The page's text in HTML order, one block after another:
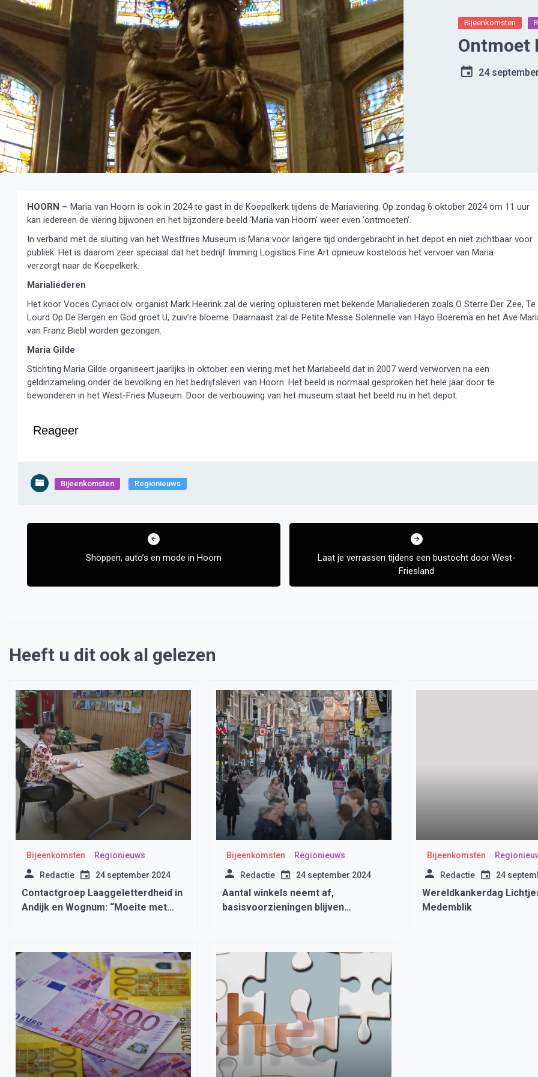
Bijeenkomsten
Ontmoet
24
HOORN – Maria van Hoorn is ook in 2024 te gast in de Koepelkerk tijdens de Mariaviering. Op zondag 6 oktober 2024 om 11 uur
kan iedereen de viering bijwonen en het bijzondere beeld ‘Maria van Hoorn’ weer even ‘ontmoeten’.
In verband met de sluiting van het Westfries Museum is Maria voor langere tijd ondergebracht in het depot en niet zichtbaar voor
publiek. Het is daarom zeer speciaal dat het bedrijf Imming Logistics Fine Art opnieuw kosteloos het vervoer van Maria
verzorgt naar de Koepelkerk.
Marialiederen
Het koor Voces Cyriaci olv. organist Mark Heerink zal de viering opluisteren met bekende Marialiederen zoals O Sterre Der Zee, Te
Lourd Op De Bergen en God groet U, zuiv’re bloeme. Daarnaast zal de Petite Messe Solennelle van Hayo Boerema en het Ave
van Franz Biebl worden gezongen.
Maria Gilde
Stichting Maria Gilde organiseert jaarlijks in oktober een viering met het Mariabeeld dat in 2007 werd verworven na een
geldinzameling onder de bevolking en het bedrijfsleven van Hoorn. Het beeld is normaal gesproken het hele jaar door te
bewonderen in het West-Fries Museum. Door de verbouwing van het museum staat het beeld nu in het depot.
Reageer
Bijeenkomsten Regionieuws
Bericht
Shoppen, auto’s en mode in Hoorn
Laat je verrassen tijdens een bustocht door West-
Friesland
Heeft u dit ook al gelezen
Bijeenkomsten Regionieuws
Redactie 24 september 2024
Contactgroep Laaggeletterdheid in
Andijk en Wognum: “Moeite met
Bijeenkomsten Regionieuws
Redactie 24 september 2024
Aantal winkels neemt af,
basisvoorzieningen blijven
Bijeenkomsten
Redactie 24
Wereldkankerdag
Medemblik